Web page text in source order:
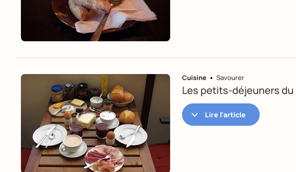
Cuisine Savourer
Les petits-déjeuners du